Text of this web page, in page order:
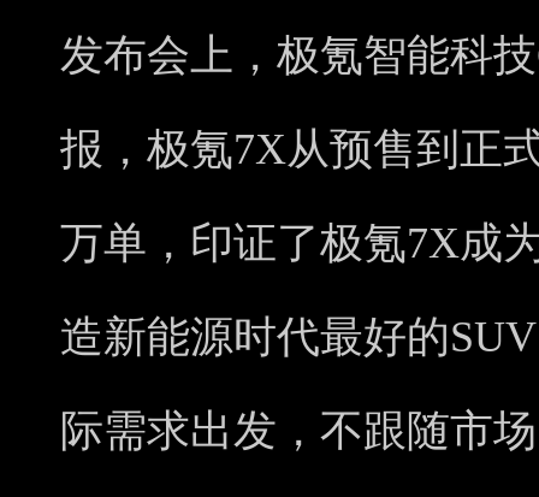
发布会上，极氪智能科
报，极氪7X从预售到正
万单，印证了极氪7X成
造新能源时代最好的
际需求出发，不跟随市